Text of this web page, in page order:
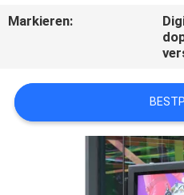
EIN
ZITAT
NACHRICHTEN
Markieren: